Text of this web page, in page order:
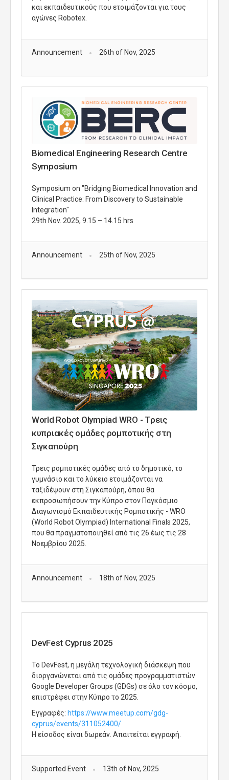
και εκπαιδευτικούς που ετοιμάζονται για τους
αγώνες Robotex.
Announcement 26th of Nov, 2025
Biomedical Engineering Research Centre
Symposium
Symposium on "Bridging Biomedical Innovation and
Clinical Practice: From Discovery to Sustainable
Integration"
29th Nov. 2025, 9.15 – 14.15 hrs
Announcement 25th of Nov, 2025
World Robot Olympiad WRO - Τρεις
κυπριακές ομάδες ρομποτικής στη
Σιγκαπούρη
Τρεις ρομποτικές ομάδες από το δημοτικό, το
γυμνάσιο και το λύκειο ετοιμάζονται να
ταξιδέψουν στη Σιγκαπούρη, όπου θα
εκπροσωπήσουν την Κύπρο στον Παγκόσμιο
Διαγωνισμό Εκπαιδευτικής Ρομποτικής - WRO
(World RobotOlympiad) International Finals 2025,
που θα πραγματοποιηθεί από τις 26 έως τις 28
Νοεμβρίου 2025.
Announcement 18th of Nov, 2025
DevFest Cyprus 2025
Το DevFest, η μεγάλη τεχνολογική διάσκεψη που
διοργανώνεται από τις ομάδες προγραμματιστών
Google Developer Groups (GDGs) σε όλο τον κόσμο,
επιστρέφει στην Κύπρο το 2025.
Εγγραφές: https://www.meetup.com/gdg-
cyprus/events/311052400/
Η είσοδος είναι δωρεάν. Απαιτείται εγγραφή.
Supported Event 13th of Nov, 2025